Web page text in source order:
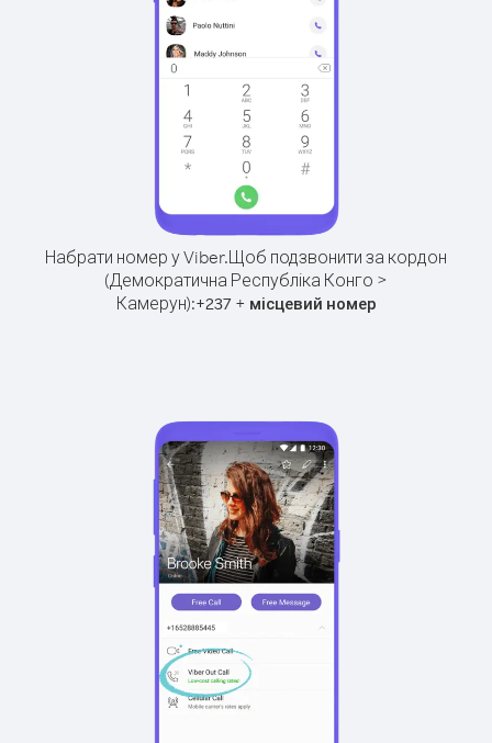
Набрати номер у Viber.Щоб подзвонити за кордон
(Демократична Республіка Конго >
Камерун):+237+ місцевий номер